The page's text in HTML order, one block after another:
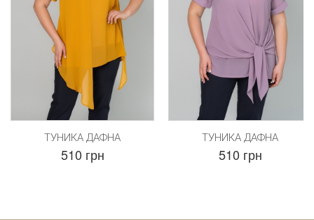
ТУНИКА ДАФНА
510 грн
ТУНИКА ДАФНА
510 грн